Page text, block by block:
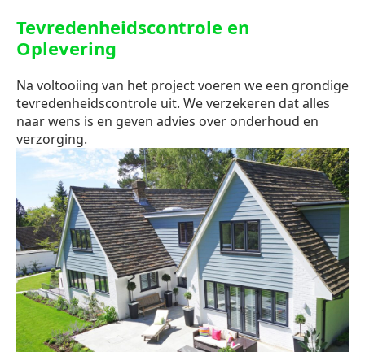
Tevredenheidscontrole en
Oplevering
Na voltooiing van het project voeren we een grondige
tevredenheidscontrole uit. We verzekeren dat alles
naar wens is en geven advies over onderhoud en
verzorging.